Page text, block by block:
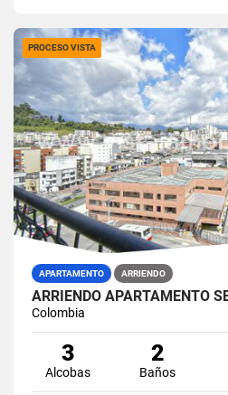
PROCESO VISTA
APARTAMENTO ARRIENDO
Colombia
3
Alcobas
2
Baños